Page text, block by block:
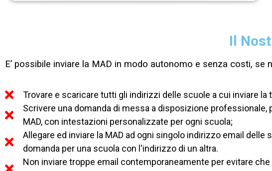
Il
E’ possibile inviare la MAD in modo autonomo e senza costi,
Trovare e scaricare tutti gli indirizzi delle scuole a cui inviare la
Scrivere una domanda di messa a disposizione
MAD, con intestazioni personalizzate per ogni scuola;
Allegare ed inviare la MAD ad ogni singolo indirizzo email
domanda per una scuola con l'indirizzo di un altra.
Non inviare troppe email contemporaneamente per evitare